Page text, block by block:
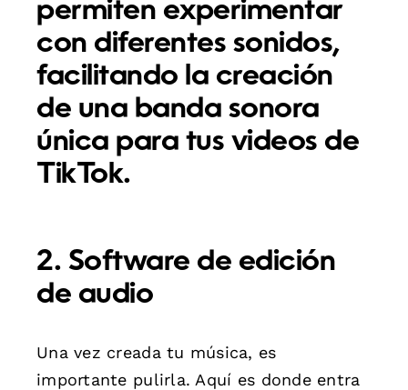
permiten experimentar
con diferentes sonidos,
facilitando la creación
de una banda sonora
única para tus videos de
TikTok.
2. Software de edición
de audio
Una vez creada tu música, es
importante pulirla. Aquí es donde entra